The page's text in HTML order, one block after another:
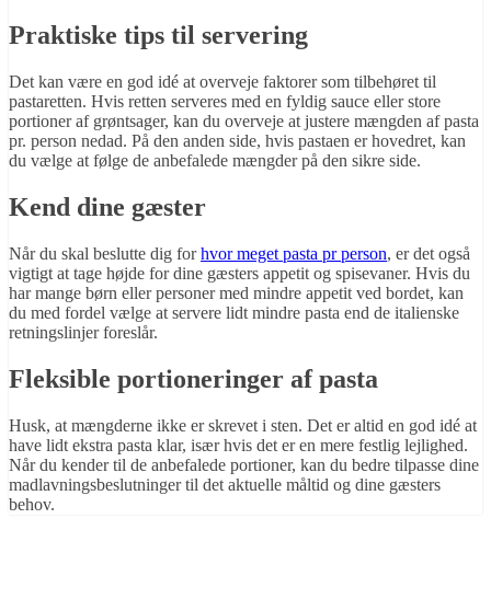
Praktiske tips til servering
Det kan være en god idé at overveje faktorer som tilbehøret til
pastaretten. Hvis retten serveres med en fyldig sauce eller store
portioner af grøntsager, kan du overveje at justere mængden af pasta
pr. person nedad. På den anden side, hvis pastaen er hovedret, kan
du vælge at følge de anbefalede mængder på den sikre side.
Kend dine gæster
Når du skal beslutte dig forhvor meget pasta pr person, er det også
vigtigt at tage højde for dine gæsters appetit og spisevaner. Hvis du
har mange børn eller personer med mindre appetit ved bordet, kan
du med fordel vælge at servere lidt mindre pasta end de italienske
retningslinjer foreslår.
Fleksible portioneringer af pasta
Husk, at mængderne ikke er skrevet i sten. Det er altid en god idé at
have lidt ekstra pasta klar, især hvis det er en mere festlig lejlighed.
Når du kender til de anbefalede portioner, kan du bedre tilpasse dine
madlavningsbeslutninger til det aktuelle måltid og dine gæsters
behov.